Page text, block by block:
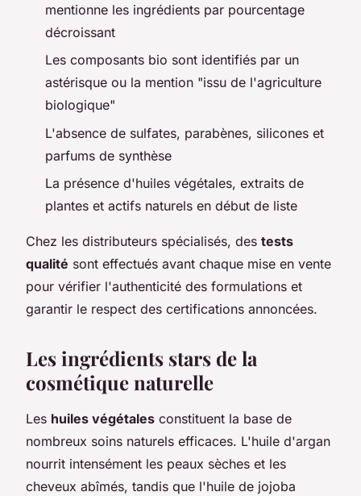
mentionne les ingrédients par pourcentage
décroissant
Les composants bio sont identifiés par un
astérisque ou la mention "issu de l'agriculture
biologique"
L'absence de sulfates, parabènes, silicones et
parfums de synthèse
La présence d'huiles végétales, extraits de
plantes et actifs naturels en début de liste
Chez les distributeurs spécialisés, des tests
qualité sont effectués avant chaque mise en vente
pour vérifier l'authenticité des formulations et
garantir le respect des certifications annoncées.
Les ingrédients stars de la
cosmétique naturelle
Les huiles végétales constituent la base de
nombreux soins naturels efficaces. L'huile d'argan
nourrit intensément les peaux sèches et les
cheveux abîmés, tandis que l'huile de jojoba